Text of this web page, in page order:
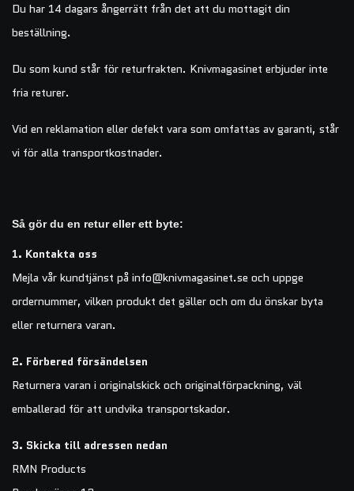
Du har 14 dagars ångerrätt från det att du mottagit din
beställning.
Du som kund står för returfrakten. Knivmagasinet erbjuder inte
fria returer.
Vid en reklamation eller defekt vara som omfattas av garanti, står
vi för alla transportkostnader.
Så gör du en retur eller ett byte:
1. Kontakta oss
Mejla vår kundtjänst på info@knivmagasinet.se och uppge
ordernummer, vilken produkt det gäller och om du önskar byta
eller returnera varan.
2. Förbered försändelsen
Returnera varan i originalskick och originalförpackning, väl
emballerad för att undvika transportskador.
3. Skicka till adressen nedan
RMN Products